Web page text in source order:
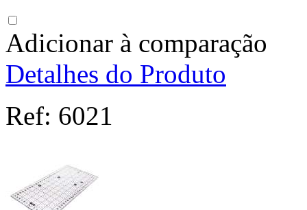
Adicionar à comparação
Detalhes do Produto
Ref: 6021